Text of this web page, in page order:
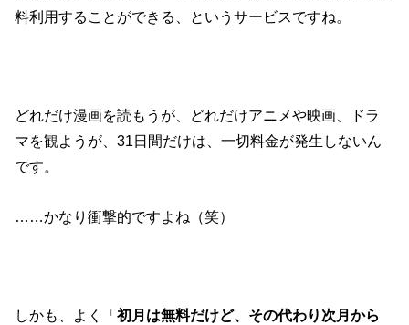
料利用することができる、というサービスですね。
どれだけ漫画を読もうが、どれだけアニメや映画、ドラ
マを観ようが、31日間だけは、一切料金が発生しないん
です。
……かなり衝撃的ですよね（笑）
しかも、よく「初月は無料だけど、その代わり次月から